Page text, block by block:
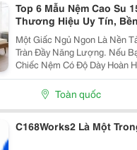
Top 6 Mẫu Nệm Cao Su
Thương Hiệu Uy Tín,
Một Giấc Ngủ Ngon Là Nền
Tràn Đầy Năng Lượng. Nếu
Chiếc Nệm Có Độ Dày Hoàn
Tối Ưu Và Có Độ Bền Lên
Cao Su 15Cm Chính Là
Không Quá Mỏng...
Toàn quốc
C168Works2 Là Một